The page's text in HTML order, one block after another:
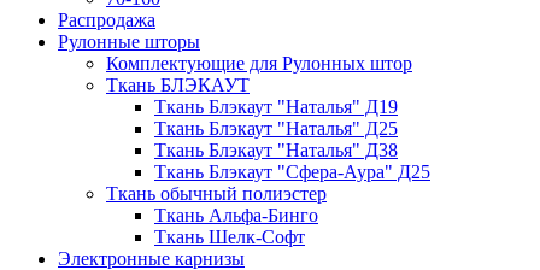
Распродажа
Рулонные шторы
Комплектующие для Рулонных штор
Ткань БЛЭКАУТ
Ткань Блэкаут "Наталья" Д19
Ткань Блэкаут "Наталья" Д25
Ткань Блэкаут "Наталья" Д38
Ткань Блэкаут "Сфера-Аура" Д25
Ткань обычный полиэстер
Ткань Альфа-Бинго
Ткань Шелк-Софт
Электронные карнизы